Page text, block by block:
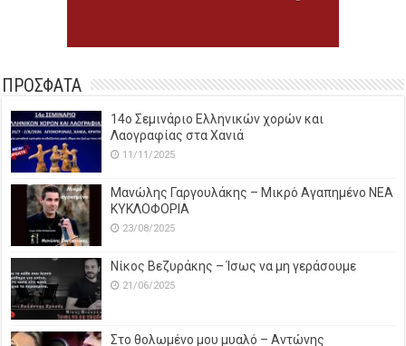
ΠΡΟΣΦΑΤΑ
14o Σεμινάριο Ελληνικών χορών και
Λαογραφίας στα Χανιά
11/11/2025
Μανώλης Γαργουλάκης – Μικρό Αγαπημένο NEΑ
ΚΥΚΛΟΦΟΡΙΑ
23/08/2025
Νίκος Βεζυράκης – Ίσως να μη γεράσουμε
21/06/2025
Στο θολωμένο μου μυαλό – Αντώνης